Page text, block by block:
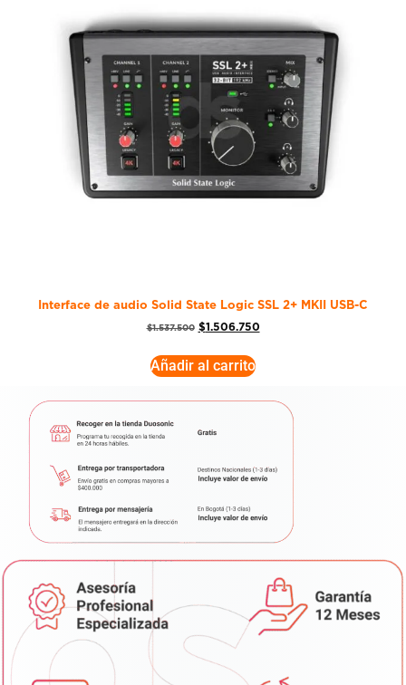
Interface de audio Solid State Logic SSL 2+ MKII USB-C
$1.537.500 $1.506.750
Añadir al carrito